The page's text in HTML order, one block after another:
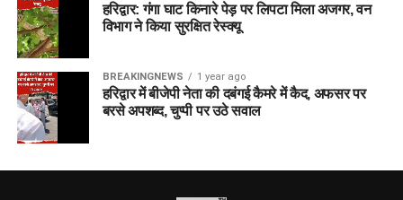
हरिद्वार: गंगा घाट किनारे पेड़ पर लिपटा मिला अजगर, वन
विभाग ने किया सुरक्षित रेस्क्यू
BREAKINGNEWS 1 year ago
हरिद्वार में बीजेपी नेता की दबंगई कैमरे में कैद, अफसर पर
बरसे अपशब्द, चुप्पी पर उठे सवाल